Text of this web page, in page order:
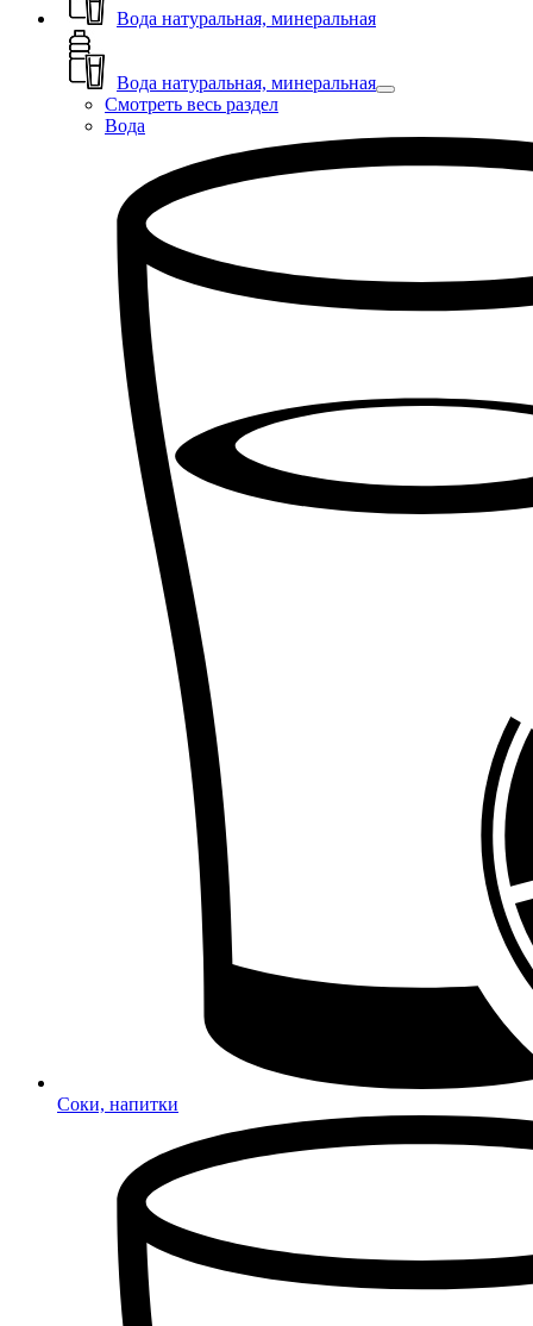
Вода натуральная, минеральная
Вода натуральная, минеральная
Смотреть весь раздел
Вода
Соки, напитки